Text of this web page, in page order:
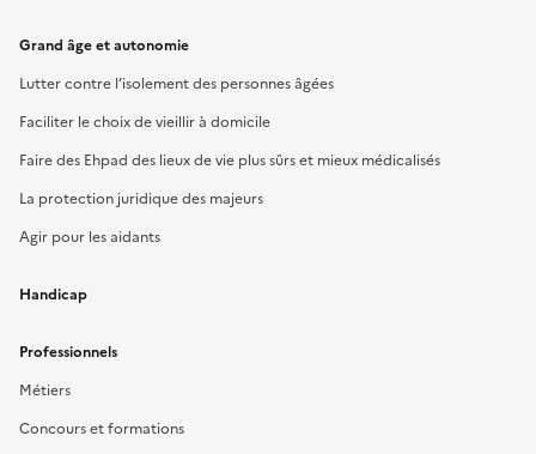
Grand âge et autonomie
Lutter contre l’isolement des personnes âgées
Faciliter le choix de vieillir à domicile
Faire des Ehpad des lieux de vie plus sûrs et mieux médicalisés
La protection juridique des majeurs
Agir pour les aidants
Handicap
Professionnels
Métiers
Concours et formations